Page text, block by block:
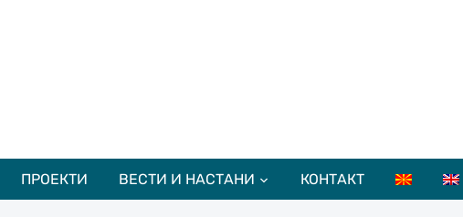
ПРОЕКТИ ВЕСТИ И НАСТАНИ КОНТАКТ